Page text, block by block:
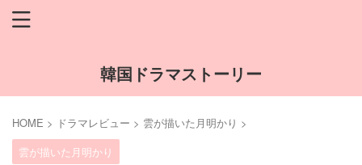
韓国ドラマストーリー
HOME > ドラマレビュー > 雲が描いた月明かり >
雲が描いた月明かり